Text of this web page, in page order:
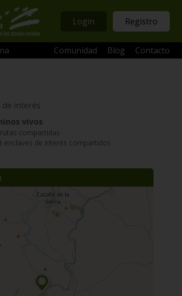
Login Registro
Comunidad Blog Contacto
interés
vivos
compartidas
enclaves de interés compartidos